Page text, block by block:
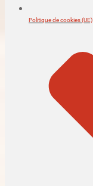
Politique de cookies (UE)